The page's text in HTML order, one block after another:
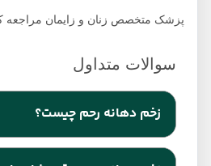
پزشک متخصص زنان و زایمان مراجعه کنید.
زخم دهانه رحم چیست؟